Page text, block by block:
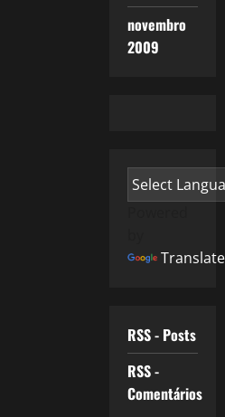
novembro
2009
Translate
RSS - Posts
RSS -
Comentários